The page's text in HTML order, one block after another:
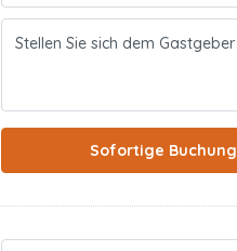
Sofortige Buchung